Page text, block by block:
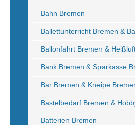
Bahn Bremen
Ballettunterricht Bremen &
Ballonfahrt Bremen &
Bank Bremen & Sparkasse
Bar Bremen & Kneipe
Bastelbedarf Bremen &
Batterien Bremen